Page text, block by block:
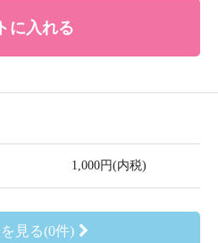
に入れる
1,000円(内税)
見る(0件)